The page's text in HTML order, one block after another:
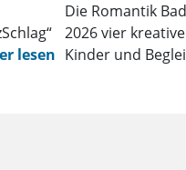
Die Romantik
2026 vier
Kinder und